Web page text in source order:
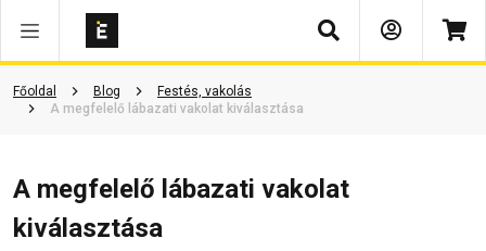
Keresés
Főoldal Blog
Festés, vakolás
A megfelelő lábazati vakolat kiválasztása
A megfelelő lábazati vakolat
kiválasztása